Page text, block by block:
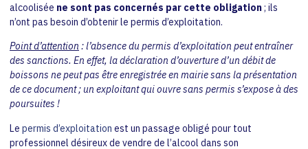
alcoolisée ne sont pas concernés par cette obligation; ils
n’ont pas besoin d’obtenir le permis d’exploitation.
Point d’attention : l’absence du permis d’exploitation peut entraîner
des sanctions. En effet, la déclaration d’ouverture d’un débit de
boissons ne peut pas être enregistrée en mairie sans la présentation
de ce document ; un exploitant qui ouvre sans permis s’expose à des
poursuites !
Le permis d’exploitation est un passage obligé pour tout
professionnel désireux de vendre de l’alcool dans son